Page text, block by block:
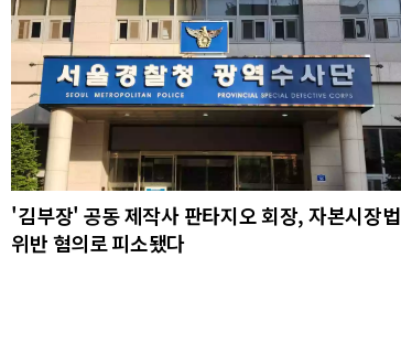
'김부장' 공동 제작사 판타지오 회장, 자본시장법
위반 혐의로 피소됐다